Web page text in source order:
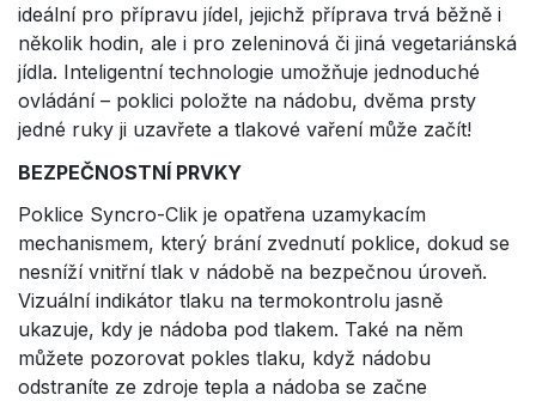
ideální pro přípravu jídel, jejichž příprava trvá běžně i
několik hodin, ale i pro zeleninová či jiná vegetariánská
jídla. Inteligentní technologie umožňuje jednoduché
ovládání – poklici položte na nádobu, dvěma prsty
jedné ruky ji uzavřete a tlakové vaření může začít!
BEZPEČNOSTNÍ PRVKY
Poklice Syncro-Clik je opatřena uzamykacím
mechanismem, který brání zvednutí poklice, dokud se
nesníží vnitřní tlak v nádobě na bezpečnou úroveň.
Vizuální indikátor tlaku na termokontrolu jasně
ukazuje, kdy je nádoba pod tlakem. Také na něm
můžete pozorovat pokles tlaku, když nádobu
odstraníte ze zdroje tepla a nádoba se začne